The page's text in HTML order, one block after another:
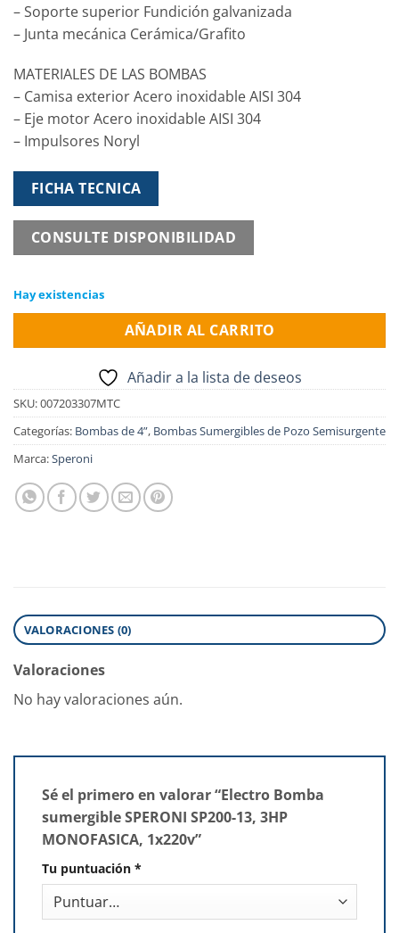
– Soporte superior Fundición galvanizada
– Junta mecánica Cerámica/Grafito
MATERIALES DE LAS BOMBAS
– Camisa exterior Acero inoxidable AISI 304
– Eje motor Acero inoxidable AISI 304
– Impulsores Noryl
FICHA TECNICA
CONSULTE DISPONIBILIDAD
Hay existencias
AÑADIR AL CARRITO
Añadir a la lista de deseos
SKU:007203307MTC
Categorías: Bombas de 4”, Bombas Sumergibles de Pozo Semisurgente
Marca:Speroni
VALORACIONES (0)
Valoraciones
No hay valoraciones aún.
Sé el primero en valorar “Electro Bomba
sumergible SPERONI SP200-13, 3HP
MONOFASICA, 1x220v”
Tu puntuación *